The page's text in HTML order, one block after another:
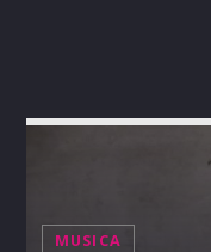
MUSICA